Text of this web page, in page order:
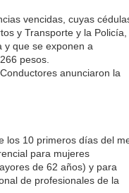
vencidas, cuyas
y Transporte y la Policía,
y que se exponen a
pesos.
anunciaron la
los 10 primeros días del
para mujeres
de 62 años) y para
de profesionales de la